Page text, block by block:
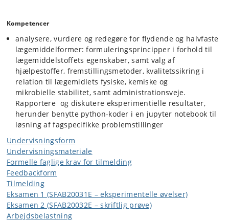
Kompetencer
analysere, vurdere og redegøre for flydende og halvfaste
lægemiddelformer: formuleringsprincipper i forhold til
lægemiddelstoffets egenskaber, samt valg af
hjælpestoffer, fremstillingsmetoder, kvalitetssikring i
relation til lægemidlets fysiske, kemiske og
mikrobielle stabilitet, samt administrationsveje.
Rapportere og diskutere eksperimentielle resultater,
herunder benytte python-koder i en jupyter notebook til
løsning af fagspecifikke problemstillinger
Undervisningsform
Undervisningsmateriale
Formelle faglige krav for tilmelding
Feedbackform
Tilmelding
Eksamen 1 (SFAB20031E – eksperimentelle øvelser)
Eksamen 2 (SFAB20032E – skriftlig prøve)
Arbejdsbelastning